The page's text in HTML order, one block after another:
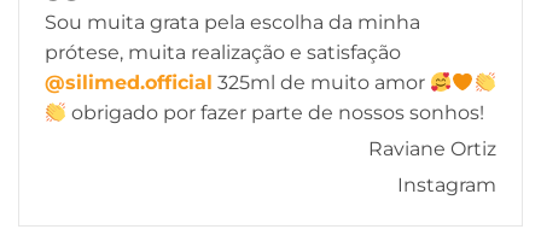
Sou muita grata pela escolha da minha
prótese, muita realização e satisfação
@silimed.official 325ml de muito amor
obrigado por fazer parte de nossos sonhos!
Raviane Ortiz
Instagram